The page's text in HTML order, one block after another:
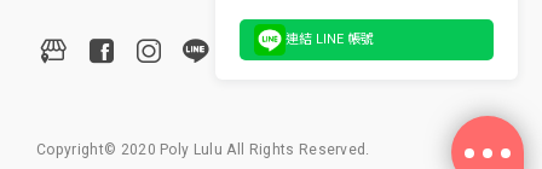
Copyright© 2020 Poly Lulu All Rights Reserved.
連結 LINE 帳號